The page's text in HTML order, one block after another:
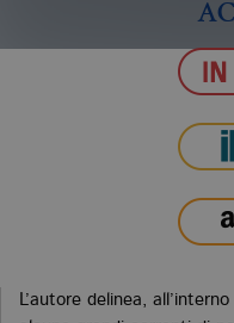
L’autore delinea,